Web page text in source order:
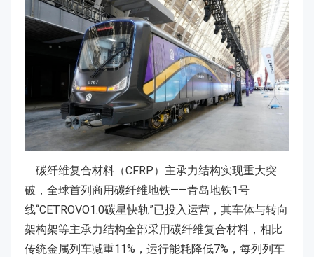
碳纤维复合材料（CFRP）主承力结构实现重大突
破，全球首列商用碳纤维地铁——青岛地铁1号
线“CETROVO1.0碳星快轨”已投入运营，其车体与转向
架构架等主承力结构全部采用碳纤维复合材料，相比
传统金属列车减重11%，运行能耗降低7%，每列列车